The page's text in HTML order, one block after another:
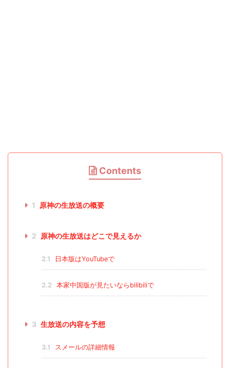
Contents
1 原神の生放送の概要
2 原神の生放送はどこで見えるか
2.1 日本版はYouTubeで
2.2 本家中国版が見たいならbilibiliで
3 生放送の内容を予想
3.1 スメールの詳細情報